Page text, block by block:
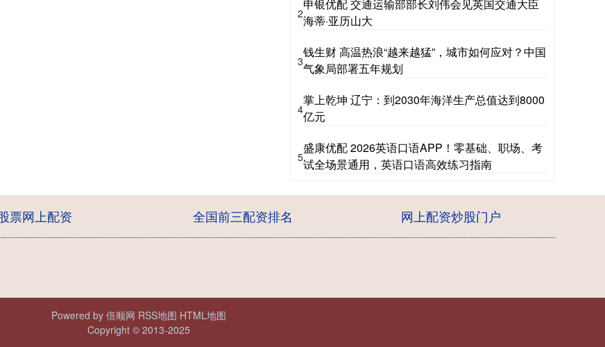
2
申银优配 交通运输部部长刘伟会见英国交通大臣
海蒂·亚历山大
3
钱生财 高温热浪“越来越猛”，城市如何应对？中国
气象局部署五年规划
4
掌上乾坤 辽宁：到2030年海洋生产总值达到8000
亿元
5
盛康优配 2026英语口语APP！零基础、职场、考
试全场景通用，英语口语高效练习指南
票网上配资 全国前三配资排名 网上配资炒股门户
Powered by 倍顺网 RSS地图 HTML地图
Copyright © 2013-2025